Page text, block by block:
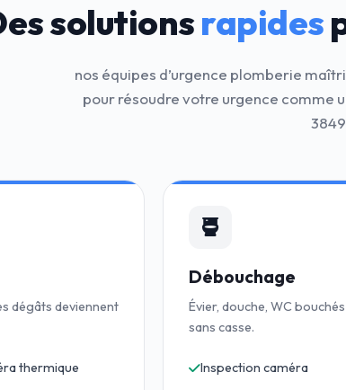
solutionsrapides
nos équipes d’urgence plomberie
pour résoudre votre urgence comme
dégâts deviennent
thermique
Débouchage
Évier, douche, WC
sans casse.
Inspection caméra